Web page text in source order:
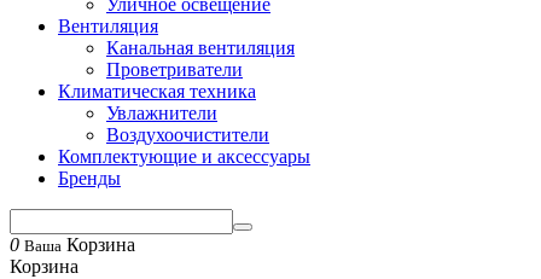
Уличное освещение
Вентиляция
Канальная вентиляция
Проветриватели
Климатическая техника
Увлажнители
Воздухоочистители
Комплектующие и аксессуары
Бренды
0 Ваша Корзина
Корзина